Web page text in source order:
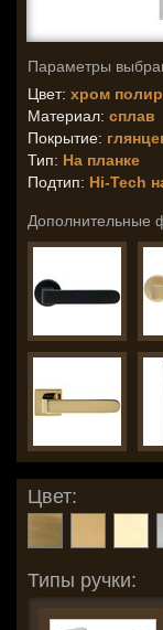
Параметры
Цвет: хром
Материал: сплав
Покрытие:
Тип: На планке
Подтип: Hi-Tech
Дополнительные
Цвет:
Типы ручки: